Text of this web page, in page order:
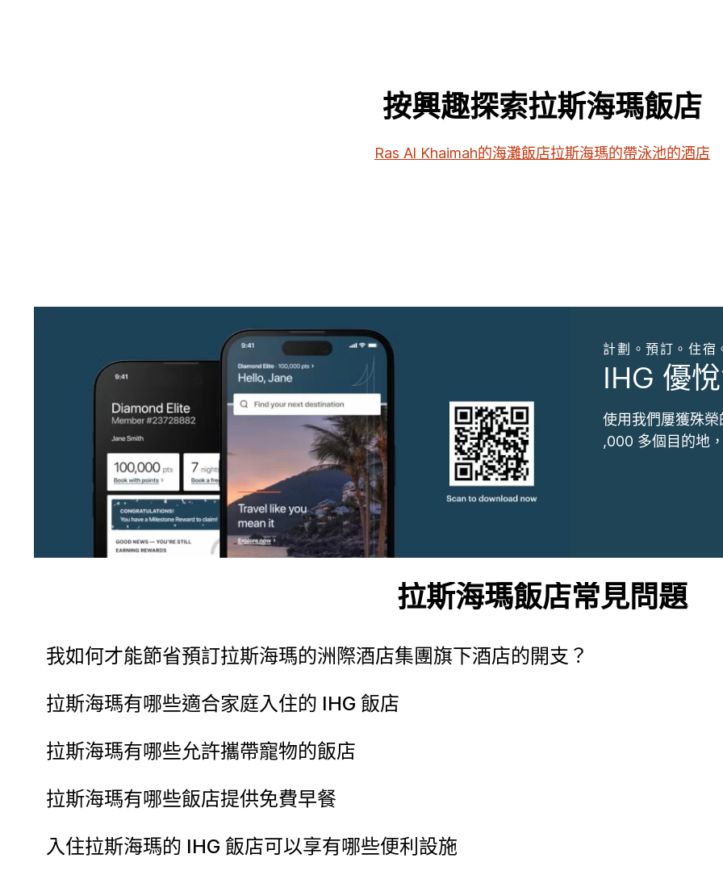
按興趣探索拉斯海瑪飯店
Ras Al Khaimah的海灘飯店拉斯海瑪的帶泳池的酒店
計劃。預訂。住宿
IHG 優
使用我們屢獲殊
,000 多個目的地
拉斯海瑪飯店常見問題
我如何才能節省預訂拉斯海瑪的洲際酒店集團旗下酒店的開支？
拉斯海瑪有哪些適合家庭入住的 IHG 飯店
拉斯海瑪有哪些允許攜帶寵物的飯店
拉斯海瑪有哪些飯店提供免費早餐
入住拉斯海瑪的 IHG 飯店可以享有哪些便利設施